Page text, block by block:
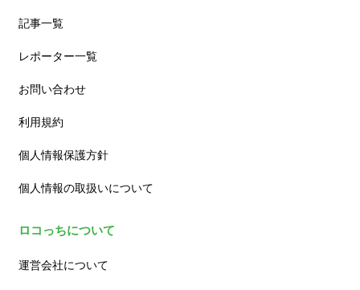
記事一覧
レポーター一覧
お問い合わせ
利用規約
個人情報保護方針
個人情報の取扱いについて
ロコっちについて
運営会社について